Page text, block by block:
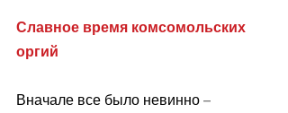
Славное время комсомольских
оргий
Вначале все было невинно –